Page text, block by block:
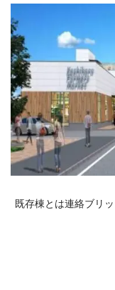
既存棟とは連絡ブリ